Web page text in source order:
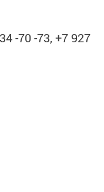
-70 -73, +7 927